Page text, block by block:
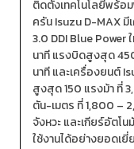
ติดตั้งเทคโนโลยีพร้อ
ครัน Isuzu D-MAX
3.0 DDI Blue
นาที แรงบิดสูงสุด
นาที และเครื่องยนต์
สูงสุด 150 แรงม้า ที่
ตัน-เมตร ที่ 1,800 –
จังหวะ และเกียร์อัตโ
ใช้งานได้อย่างยอดเ